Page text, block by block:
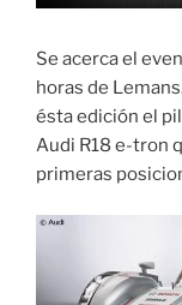
Se acerca el
horas de
ésta edición el
Audi R18 e-tron
primeras